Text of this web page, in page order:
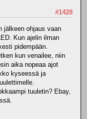
#1428
jälkeen ohjaus vaan
Kun ajelin ilman
pidempään.
kun venailee, niin
aika nopeaa ajot
kyseessä ja
tuuletin? Ebay,